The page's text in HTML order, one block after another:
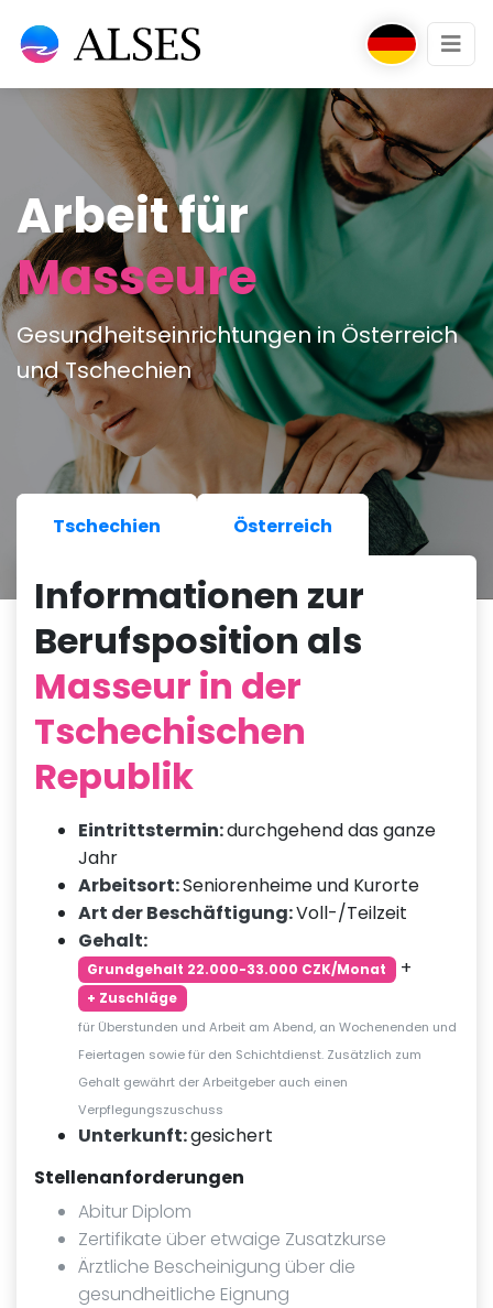
Arbeit für
Masseure
Gesundheitseinrichtungen in Österreich
und Tschechien
Tschechien Österreich
Informationen zur
Berufsposition als
Masseur in der
Tschechischen
Republik
Eintrittstermin:durchgehend das ganze
Jahr
Arbeitsort:Seniorenheime und Kurorte
Art der Beschäftigung:Voll-/Teilzeit
Gehalt:
Grundgehalt 22.000-33.000 CZK/Monat +
+ Zuschläge
für Überstunden und Arbeit am Abend, an Wochenenden und
Feiertagen sowie für den Schichtdienst. Zusätzlich zum
Gehalt gewährt der Arbeitgeber auch einen
Verpflegungszuschuss
Unterkunft:gesichert
Stellenanforderungen
Abitur Diplom
Zertifikate über etwaige Zusatzkurse
Ärztliche Bescheinigung über die
gesundheitliche Eignung